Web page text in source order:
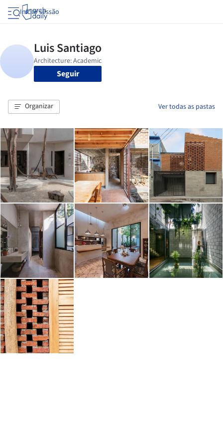
Iniciar sessão
Seguir
Organizar Ver todas as pastas